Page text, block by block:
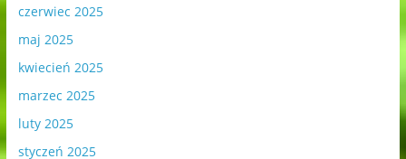
czerwiec 2025
maj 2025
kwiecień 2025
marzec 2025
luty 2025
styczeń 2025